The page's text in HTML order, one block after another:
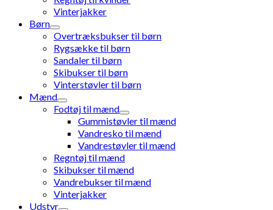
Vinterjakker
Børn
Overtræksbukser til børn
Rygsække til børn
Sandaler til børn
Skibukser til børn
Vinterstøvler til børn
Mænd
Fodtøj til mænd
Gummistøvler til mænd
Vandresko til mænd
Vandrestøvler til mænd
Regntøj til mænd
Skibukser til mænd
Vandrebukser til mænd
Vinterjakker
Udstyr